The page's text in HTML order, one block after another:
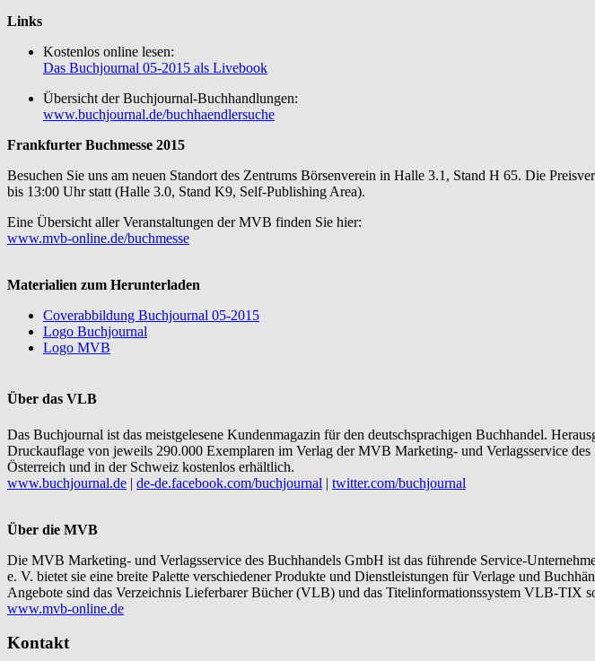
Links
Kostenlos online lesen:
Das Buchjournal 05-2015 als Livebook
Übersicht der Buchjournal-Buchhandlungen:
www.buchjournal.de/buchhaendlersuche
Frankfurter Buchmesse 2015
Besuchen Sie uns am neuen Standort des Zentrums Börsenverein in Halle 3.1, Stand H 65. Die
bis 13:00 Uhr statt (Halle 3.0, Stand K9, Self-Publishing Area).
Eine Übersicht aller Veranstaltungen der MVB finden Sie hier:
www.mvb-online.de/buchmesse
Materialien zum Herunterladen
Coverabbildung Buchjournal 05-2015
Logo Buchjournal
Logo MVB
Über das VLB
Das Buchjournal ist das meistgelesene Kundenmagazin für den deutschsprachigen Buchhandel.
Druckauflage von jeweils 290.000 Exemplaren im Verlag der MVB Marketing- und Verlagsservice
Österreich und in der Schweiz kostenlos erhältlich.
www.buchjournal.de | de-de.facebook.com/buchjournal | twitter.com/buchjournal
Über die MVB
Die MVB Marketing- und Verlagsservice des Buchhandels GmbH ist das führende Service-
e. V. bietet sie eine breite Palette verschiedener Produkte und Dienstleistungen für Verlage und
Angebote sind das Verzeichnis Lieferbarer Bücher (VLB) und das Titelinformationssystem VLB-TIX
www.mvb-online.de
Kontakt